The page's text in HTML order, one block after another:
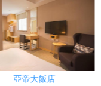
亞帝大飯店